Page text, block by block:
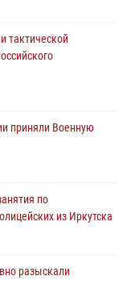
тактической
приняли Военную
по
из Иркутска
разыскали